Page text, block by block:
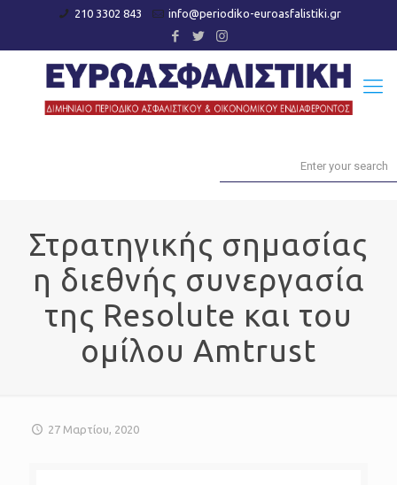
210 3302 843 info@periodiko-euroasfalistiki.gr
Στρατηγικής σημασίας
η διεθνής συνεργασία
της Resolute και του
ομίλου Amtrust
27 Μαρτίου, 2020